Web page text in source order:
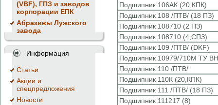
(VBF), ГПЗ и заводов
корпорации ЕПК
Абразивы Лужского
завода
Информация
Cтатьи
Акции и
спецпредложения
Новости
Подшипник 106АК (20,КПК)
Подшипник 108 /ПТВ/ (18 ПЗ)
Подшипник 108710 (2 ПЗ)
Подшипник 108710 (4,СПЗ)
Подшипник 109 /ПТВ/ (DKF)
Подшипник 10979/710М ТУ
Подшипник 110 /ПТВ/
Подшипник 110К (20,КПК)
Подшипник 111 /ПТВ/ (18 ПЗ)
Подшипник 111217 (8)